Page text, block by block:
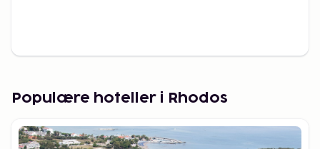
Populære hoteller i Rhodos